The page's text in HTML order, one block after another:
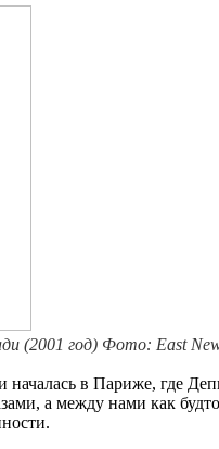
(2001 год) Фото: East
в Париже, где
а между нами как